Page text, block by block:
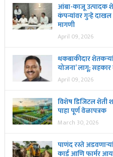
आंबा-काजू उत्पादक
कंपन्यांवर गुन्हे
मागणी
April 09, 2026
थकबाकीदार
योजना’ लागू; सहकार
April 09, 2026
विशेष डिजिटल शेती
पाहा पूर्ण वेळापत्रक
March 30, 2026
पाणंद रस्ते
कार्ड आणि फार्मर